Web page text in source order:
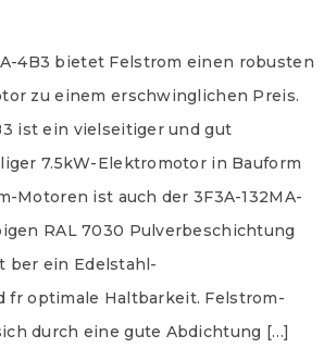
4B3 bietet Felstrom einen robusten
zu einem erschwinglichen Preis.
ist ein vielseitiger und gut
7.5kW-Elektromotor in Bauform
Motoren ist auch der 3F3A-132MA-
RAL 7030 Pulverbeschichtung
ber ein Edelstahl-
optimale Haltbarkeit. Felstrom-
durch eine gute Abdichtung […]